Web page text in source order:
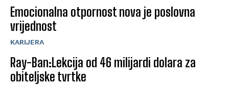
Emocionalna otpornost nova je poslovna
vrijednost
KARIJERA
Ray-Ban:Lekcija od 46 milijardi dolara za
obiteljske tvrtke